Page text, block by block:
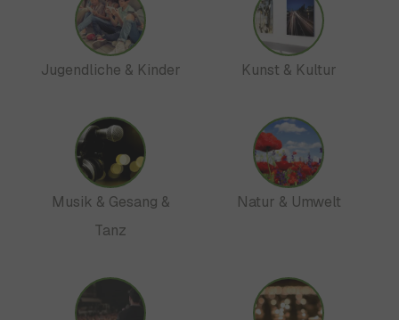
Jugendliche & Kinder Kunst & Kultur
Musik & Gesang &
Tanz
Natur & Umwelt